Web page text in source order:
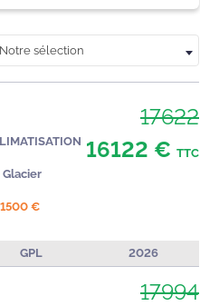
Notre sélection
Glacier
€
17622
16122 € TTC
GPL 2026
17994